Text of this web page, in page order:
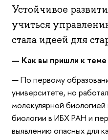
Устойчивое
учиться
стала идеей для
— Как вы пришли к теме
— По первому
университете, но
молекулярной
биологии в ИБХ РАН и
выявлению опасных для